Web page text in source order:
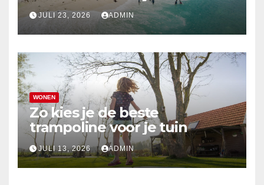
top 10
JULI 23, 2026 ADMIN
WONEN
Zo kies je de beste
trampoline voor je tuin
JULI 13, 2026 ADMIN